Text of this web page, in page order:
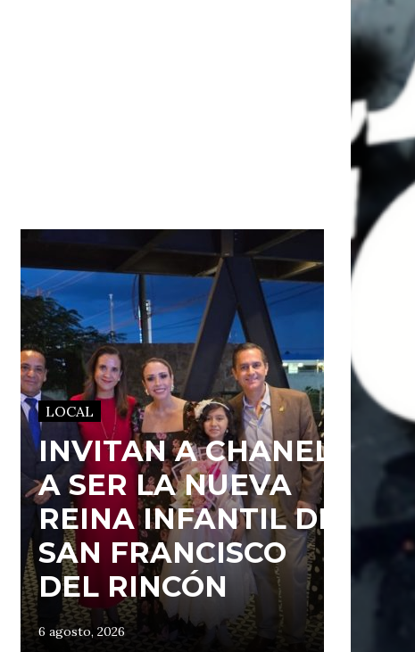
LOCAL
INVITAN A CHANEL
A SER LA NUEVA
REINA INFANTIL DE
SAN FRANCISCO
DEL RINCÓN
6 agosto, 2026